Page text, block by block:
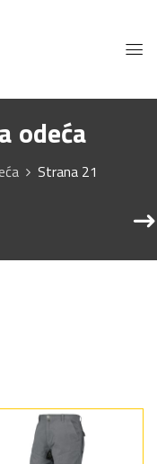
odeća
Strana 21